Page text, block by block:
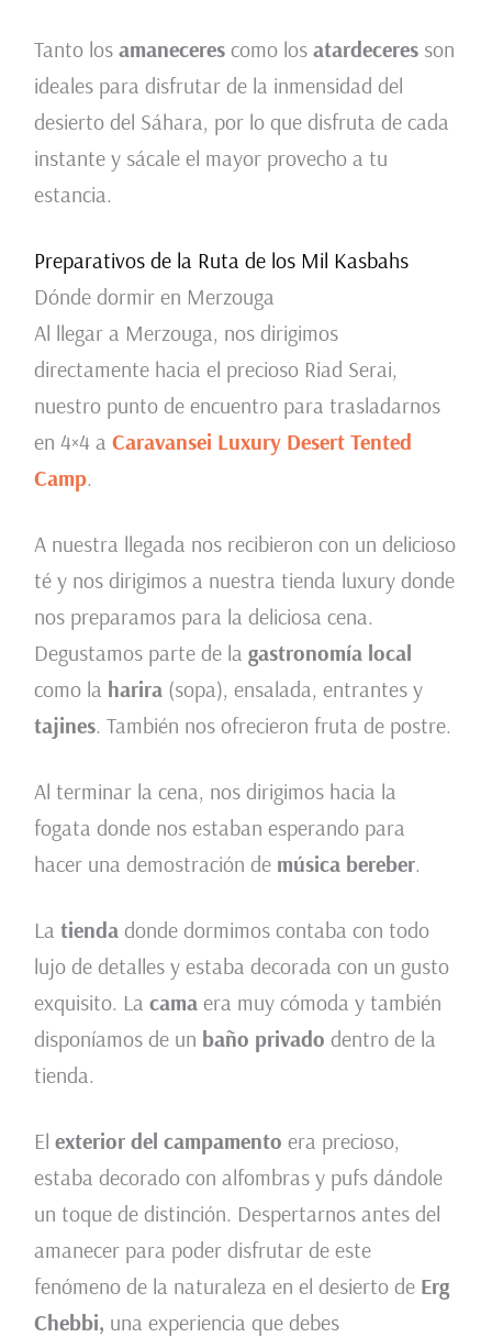
Tanto los amanecerescomo los atardeceresson
ideales para disfrutar de la inmensidad del
desierto del Sáhara, por lo que disfruta de cada
instante y sácale el mayor provecho a tu
estancia.
Preparativos de la Ruta de los Mil Kasbahs
Dónde dormir en Merzouga
Al llegar a Merzouga, nos dirigimos
directamente hacia el precioso Riad Serai,
nuestro punto de encuentro para trasladarnos
en 4×4 a Caravansei Luxury Desert Tented
Camp.
A nuestra llegada nos recibieron con un delicioso
té y nos dirigimos a nuestra tienda luxury donde
nos preparamos para la deliciosa cena.
Degustamos parte de la gastronomía local
como la harira(sopa), ensalada, entrantes y
tajines. También nos ofrecieron fruta de postre.
Al terminar la cena, nos dirigimos hacia la
fogata donde nos estaban esperando para
hacer una demostración de música bereber.
La tiendadonde dormimos contaba con todo
lujo de detalles y estaba decorada con un gusto
exquisito. La camaera muy cómoda y también
disponíamos de un baño privado dentro de la
tienda.
El exterior del campamento era precioso,
estaba decorado con alfombras y pufs dándole
un toque de distinción. Despertarnos antes del
amanecer para poder disfrutar de este
fenómeno de la naturaleza en el desierto de Erg
Chebbi, una experiencia que debes